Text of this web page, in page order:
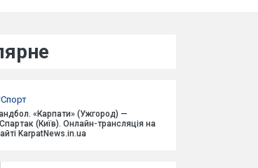
Спорт
«Карпати» (Ужгород) —
(Київ). Онлайн-трансляція на
KarpatNews.in.ua